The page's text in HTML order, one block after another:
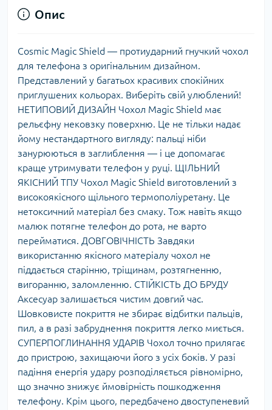
Опис
Cosmic Magic Shield — протиударний гнучкий чохол
для телефона з оригінальним дизайном.
Представлений у багатьох красивих спокійних
приглушених кольорах. Виберіть свій улюблений!
НЕТИПОВИЙ ДИЗАЙН Чохол Magic Shield має
рельєфну нековзку поверхню. Це не тільки надає
йому нестандартного вигляду: пальці ніби
занурюються в заглиблення — і це допомагає
краще утримувати телефон у руці. ЩІЛЬНИЙ
ЯКІСНИЙ ТПУ Чохол Magic Shield виготовлений з
високоякісного щільного термополіуретану. Це
нетоксичний матеріал без смаку. Тож навіть якщо
малюк потягне телефон до рота, не варто
перейматися. ДОВГОВІЧНІСТЬ Завдяки
використанню якісного матеріалу чохол не
піддається старінню, тріщинам, розтягненню,
вигоранню, заломленню. СТІЙКІСТЬ ДО БРУДУ
Аксесуар залишається чистим довгий час.
Шовковисте покриття не збирає відбитки пальців,
пил, а в разі забруднення покриття легко миється.
СУПЕРПОГЛИНАННЯ УДАРІВ Чохол точно прилягає
до пристрою, захищаючи його з усіх боків. У разі
падіння енергія удару розподіляється рівномірно,
що значно знижує ймовірність пошкодження
телефону. Крім цього, передбачено двоступеневий